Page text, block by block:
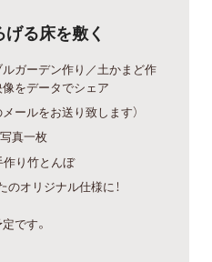
げる床を敷く
ルガーデン作り／土かまど作
像をデータでシェア
ールをお送り致します）
真一枚
作り竹とんぼ
のオリジナル仕様に！
です。